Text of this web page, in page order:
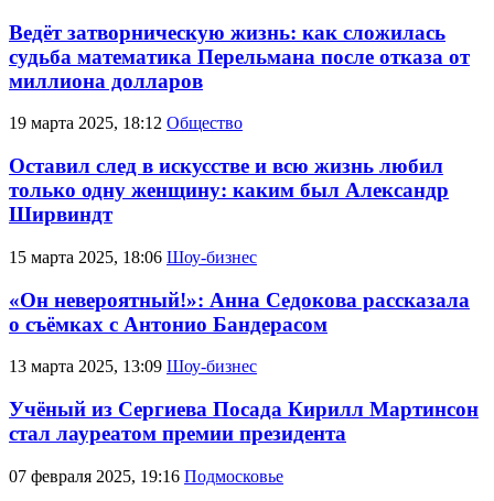
Ведёт затворническую жизнь: как сложилась
судьба математика Перельмана после отказа от
миллиона долларов
19 марта 2025, 18:12 Общество
Оставил след в искусстве и всю жизнь любил
только одну женщину: каким был Александр
Ширвиндт
15 марта 2025, 18:06 Шоу-бизнес
«Он невероятный!»: Анна Седокова рассказала
о съёмках с Антонио Бандерасом
13 марта 2025, 13:09 Шоу-бизнес
Учёный из Сергиева Посада Кирилл Мартинсон
стал лауреатом премии президента
07 февраля 2025, 19:16 Подмосковье